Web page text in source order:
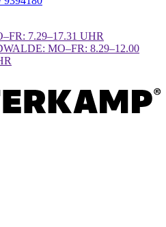
7.29–17.31 UHR
MO–FR: 8.29–12.00